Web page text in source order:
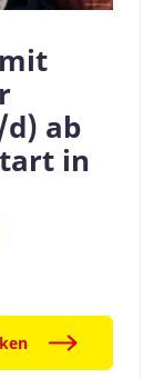
ab
in